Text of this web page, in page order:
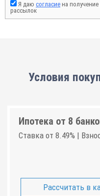
Я даю согласие на
рассылок
Условия
Ипотека от 8
Ставка от 8.49% |
Рассчитать в